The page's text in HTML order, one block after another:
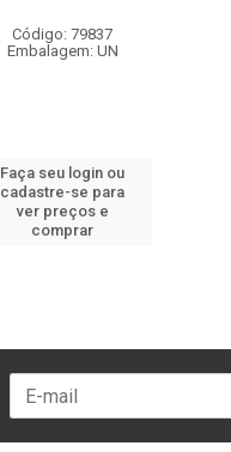
Código: 79837
Embalagem: UN
Faça seu login ou
cadastre-se para
ver preços e
comprar